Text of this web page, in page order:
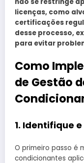
licenças, como
certificações
desse processo,
para evitar
Como
de Gestão
1. Identifique
O primeiro passo é
condicionantes